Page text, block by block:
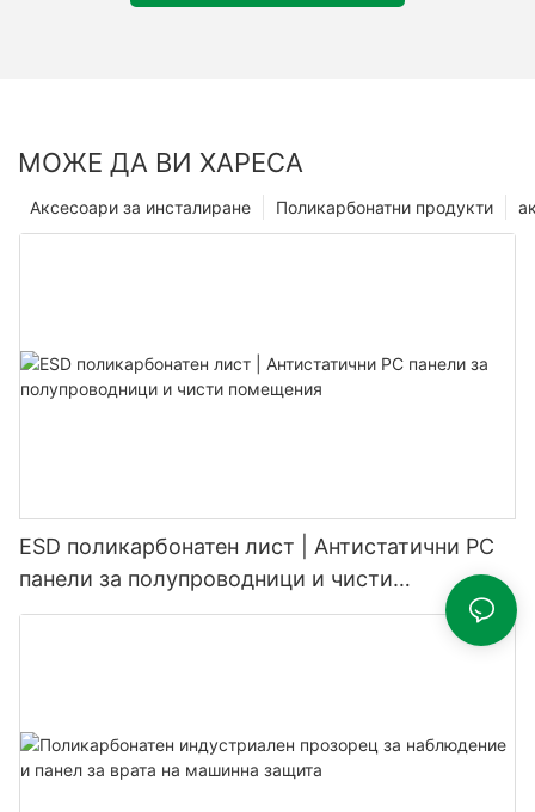
МОЖЕ ДА ВИ ХАРЕСА
Поликарбонатни продукти
Аксесоари за инсталиране
ESD поликарбонатен лист | Антистатични PC
панели за полупроводници и чисти
помещения